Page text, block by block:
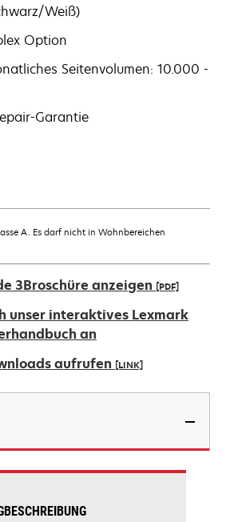
Weiß)
Option
Seitenvolumen: 10.000 -
Garantie
A. Es darf nicht in Wohnbereichen
3Broschüre anzeigen [PDF]
unser interaktives Lexmark
an
aufrufen [LINK]